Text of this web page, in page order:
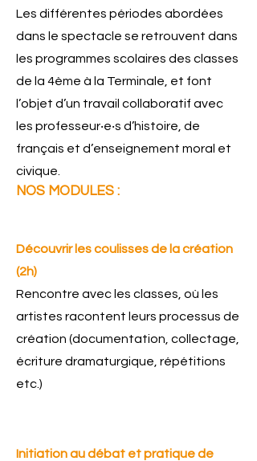
Les différentes périodes abordées
dans le spectacle se retrouvent dans
les programmes scolaires des classes
de la 4ème à la Terminale, et font
l’objet d’un travail collaboratif avec
les professeur‧e‧s d’histoire, de
français et d’enseignement moral et
civique.
NOS MODULES :
Découvrir les coulisses de la création
(2h)
Rencontre avec les classes, où les
artistes racontent leurs processus de
création (documentation, collectage,
écriture dramaturgique, répétitions
etc.)
Initiation au débat et pratique de